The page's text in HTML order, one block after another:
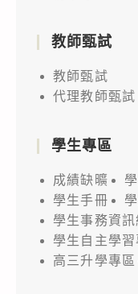
教師甄試
教師甄試
代理教師甄試
學生專區
成績缺曠
學生手冊
學生事務資訊
學生自主學習
高三升學專區